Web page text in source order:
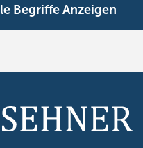
Begriffe Anzeigen